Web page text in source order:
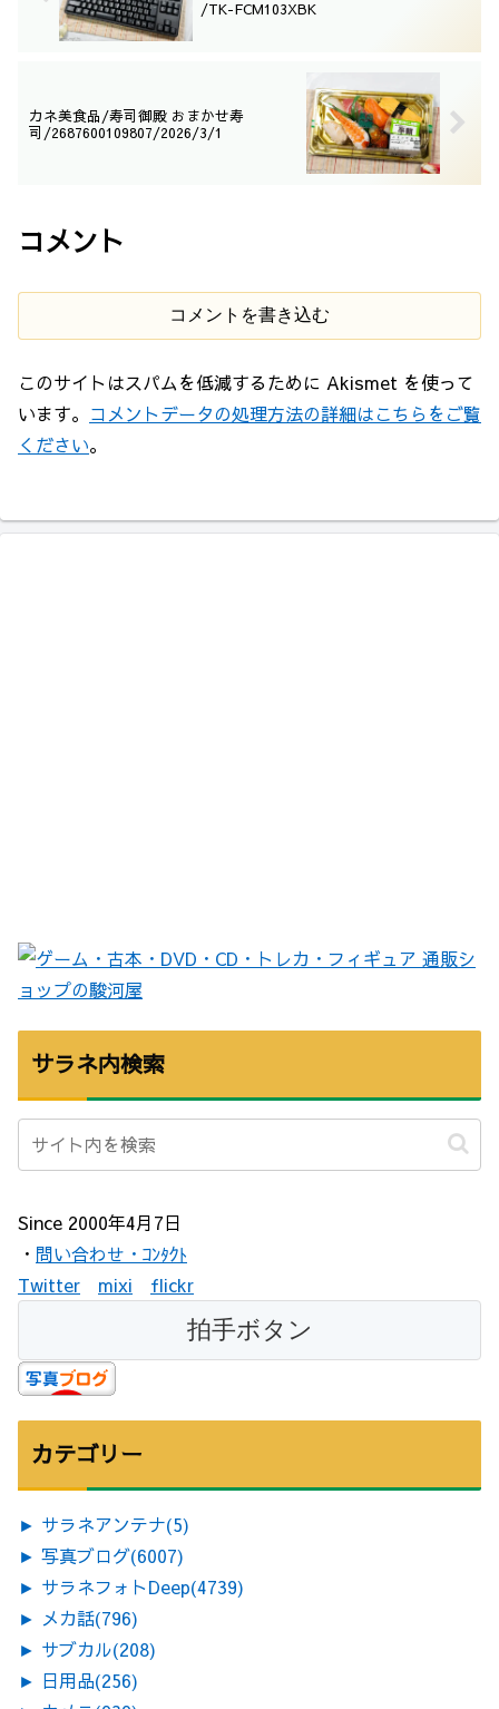
/TK-FCM103XBK
カネ美食品/寿司御殿 おまかせ寿
司/2687600109807/2026/3/1
コメント
コメントを書き込む
このサイトはスパムを低減するために Akismet を使って
います。 コメントデータの処理方法の詳細はこちらをご覧
ください。
サラネ内検索
Since 2000年4月7日
・ 問い合わせ・ｺﾝﾀｸﾄ
Twitter
mixi flickr
カテゴリー
► サラネアンテナ(5)
► 写真ブログ(6007)
► サラネフォトDeep(4739)
► メカ話(796)
► サブカル(208)
► 日用品(256)